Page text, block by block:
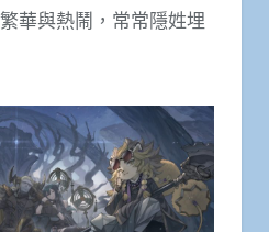
華與熱鬧，常常隱姓埋